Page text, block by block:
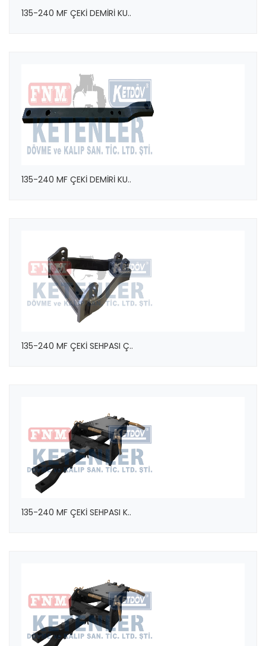
135-240 MF ÇEKİ DEMİRİ KU..
135-240 MF ÇEKİ DEMİRİ KU..
135-240 MF ÇEKİ SEHPASI Ç..
135-240 MF ÇEKİ SEHPASI K..